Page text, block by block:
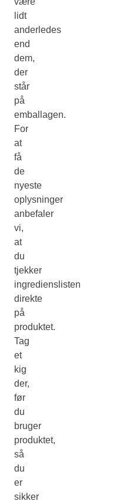
lidt
anderledes
end
dem,
der
står
på
emballagen.
For
at
få
de
nyeste
oplysninger
anbefaler
vi,
at
du
tjekker
ingredienslisten
direkte
på
produktet.
Tag
et
kig
der,
før
du
bruger
produktet,
så
du
er
sikker